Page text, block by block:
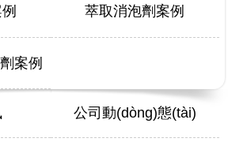
萃取消泡劑案例
案例
公司動(dòng)態(tài)